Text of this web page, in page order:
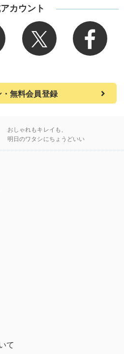
カウント
・無料会員登録
おしゃれもキレイも、
明日のワタシにちょうどいい
て